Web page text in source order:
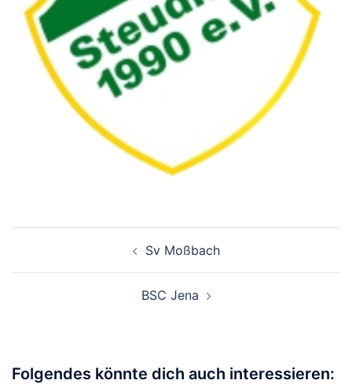
Sv Moßbach
BSC Jena
Folgendes könnte dich auch interessieren: